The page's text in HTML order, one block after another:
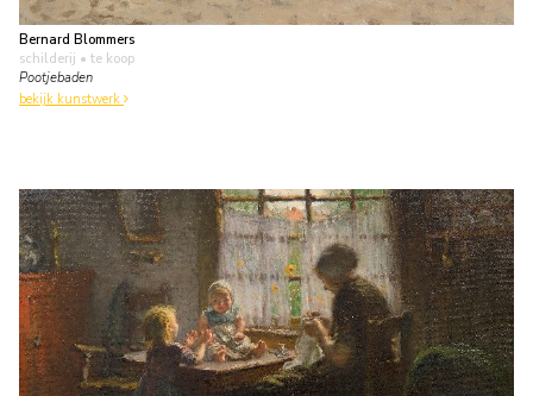
Bernard Blommers
schilderij • te koop
Pootjebaden
bekijk kunstwerk